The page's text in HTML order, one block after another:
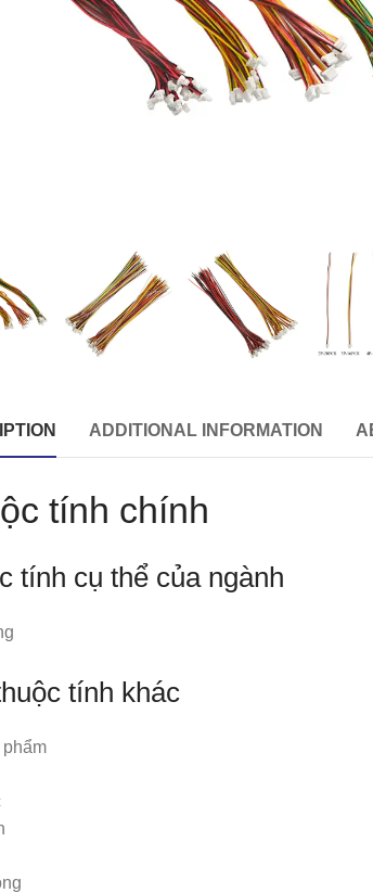
ADDITIONAL INFORMATION
tính chính
tính cụ thể của ngành
tính khác